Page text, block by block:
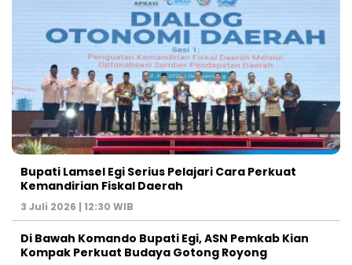
Bupati Lamsel Egi Serius Pelajari Cara Perkuat
Kemandirian Fiskal Daerah
3 Juli 2026 | 12:30 WIB
Di Bawah Komando Bupati Egi, ASN Pemkab Kian
Kompak Perkuat Budaya Gotong Royong